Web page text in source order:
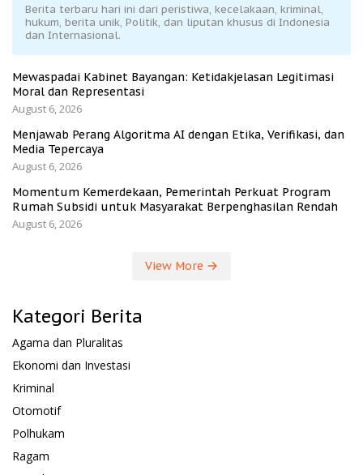
Berita terbaru hari ini dari peristiwa, kecelakaan, kriminal,
hukum, berita unik, Politik, dan liputan khusus di Indonesia
dan Internasional.
Mewaspadai Kabinet Bayangan: Ketidakjelasan Legitimasi
Moral dan Representasi
August 6, 2026
Menjawab Perang Algoritma AI dengan Etika, Verifikasi, dan
Media Tepercaya
August 6, 2026
Momentum Kemerdekaan, Pemerintah Perkuat Program
Rumah Subsidi untuk Masyarakat Berpenghasilan Rendah
August 6, 2026
View More
Kategori Berita
Agama dan Pluralitas
Ekonomi dan Investasi
Kriminal
Otomotif
Polhukam
Ragam